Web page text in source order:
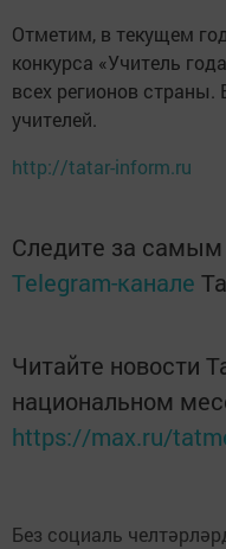
Отметим, в текущем
конкурса «Учитель
всех регионов страны.
учителей.
http://tatar-inform.ru
Следите за
Telegram-канале
Читайте новости
национальном
https://max.ru/
Без социаль